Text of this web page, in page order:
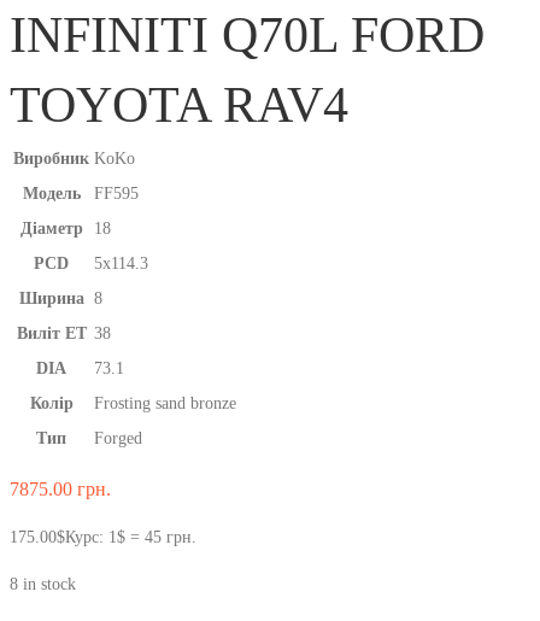
INFINITI Q70L FORD
TOYOTA RAV4
Виробник KoKo
Модель
FF595
Діаметр
18
PCD
5x114.3
Ширина 8
Виліт ET 38
DIA
73.1
Колір
Frosting sand bronze
Тип
Forged
7875.00 грн.
175.00$Курс: 1$ = 45 грн.
8 in stock